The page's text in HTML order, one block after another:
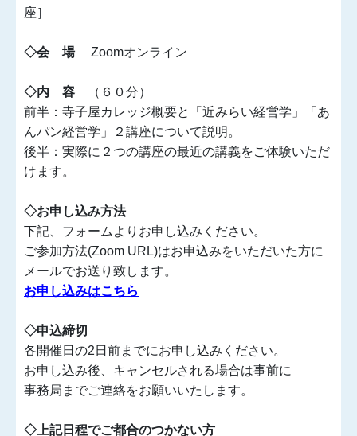
座］
◇会 場 Zoomオンライン
◇内 容 （６０分）
前半：寺子屋カレッジ概要と「近みらい経営学」「あ
んパン経営学」２講座について説明。
後半：実際に２つの講座の最近の講義をご体験いただ
けます。
◇お申し込み方法
下記、フォームよりお申し込みください。
ご参加方法(Zoom URL)はお申込みをいただいた方に
メールでお送り致します。
お申し込みはこちら
◇申込締切
各開催日の2日前までにお申し込みください。
お申し込み後、キャンセルされる場合は事前に
事務局までご連絡をお願いいたします。
◇上記日程でご都合のつかない方